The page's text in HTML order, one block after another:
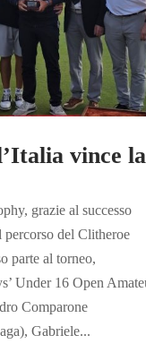
vince la
grazie al successo
del Clitheroe
parte al torneo,
Under 16 Open
Comparone
Gabriele...